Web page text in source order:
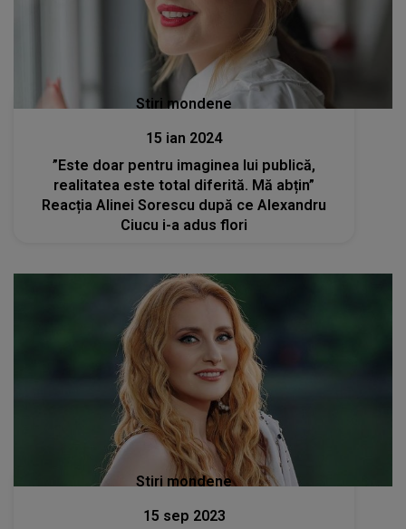
Stiri mondene
15 ian 2024
”Este doar pentru imaginea lui publică,
realitatea este total diferită. Mă abțin”
Reacția Alinei Sorescu după ce Alexandru
Ciucu i-a adus flori
Stiri mondene
15 sep 2023